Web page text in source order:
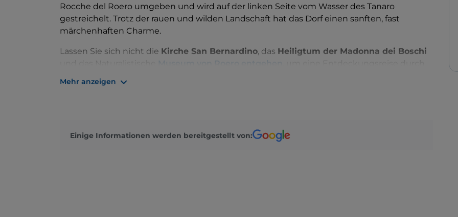
Rocche del Roero umgeben und wird auf der linken Seite vom Wasser des Tanaro
gestreichelt. Trotz der rauen und wilden Landschaft hat das Dorf einen sanften, fast
märchenhaften Charme.
Lassen Sie sich nicht die Kirche San Bernardino, das Heiligtum der Madonna dei Boschi
Weißweine des Piemont.
Mehr anzeigen
Einige Informationen werden bereitgestellt von: